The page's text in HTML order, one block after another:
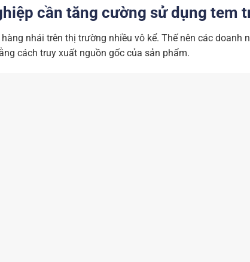
cần tăng cường sử dụng tem
nhái trên thị trường nhiều vô kể. Thế nên các doanh
cách truy xuất nguồn gốc của sản phẩm.